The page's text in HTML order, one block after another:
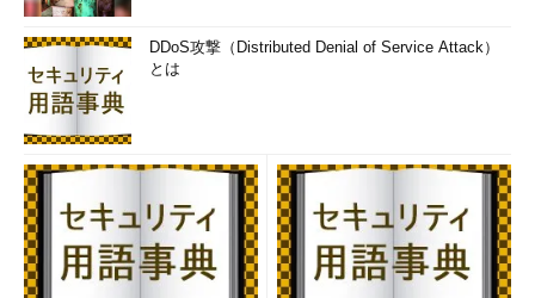
DDoS攻撃（Distributed Denial of Service Attack）
とは